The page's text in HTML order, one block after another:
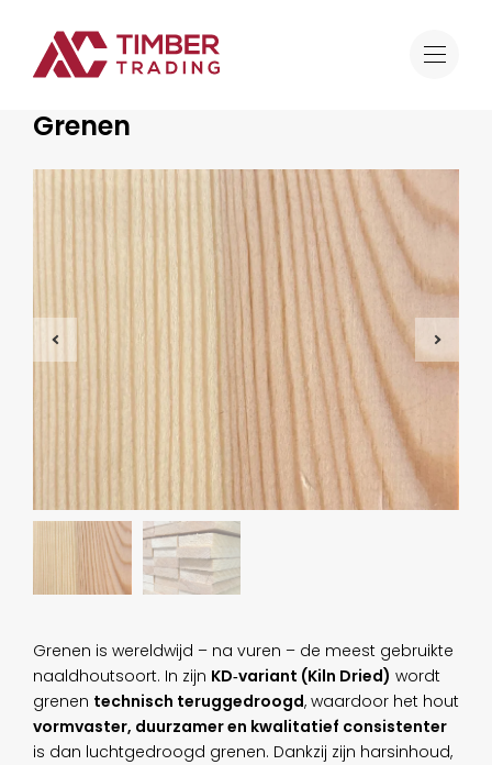
Aanbod Grenen
Grenen
Grenen is wereldwijd – na vuren – de meest gebruikte
naaldhoutsoort. In zijn KD‑variant (Kiln Dried) wordt
grenen technisch teruggedroogd, waardoor het hout
vormvaster, duurzamer en kwalitatief consistenter
is dan luchtgedroogd grenen. Dankzij zijn harsinhoud,